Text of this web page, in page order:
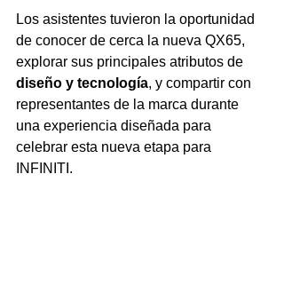
Los asistentes tuvieron la oportunidad
de conocer de cerca la nueva QX65,
explorar sus principales atributos de
diseño y tecnología, y compartir con
representantes de la marca durante
una experiencia diseñada para
celebrar esta nueva etapa para
INFINITI.